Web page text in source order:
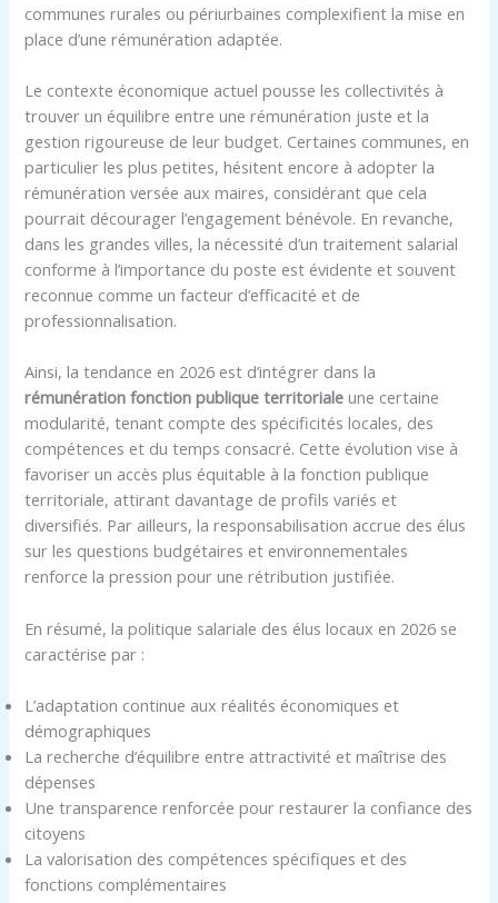
communes rurales ou périurbaines complexifient la mise en
place d’une rémunération adaptée.
Le contexte économique actuel pousse les collectivités à
trouver un équilibre entre une rémunération juste et la
gestion rigoureuse de leur budget. Certaines communes, en
particulier les plus petites, hésitent encore à adopter la
rémunération versée aux maires, considérant que cela
pourrait décourager l’engagement bénévole. En revanche,
dans les grandes villes, la nécessité d’un traitement salarial
conforme à l’importance du poste est évidente et souvent
reconnue comme un facteur d’efficacité et de
professionnalisation.
Ainsi, la tendance en 2026 est d’intégrer dans la
rémunération fonction publique territoriale une certaine
modularité, tenant compte des spécificités locales, des
compétences et du temps consacré. Cette évolution vise à
favoriser un accès plus équitable à la fonction publique
territoriale, attirant davantage de profils variés et
diversifiés. Par ailleurs, la responsabilisation accrue des élus
sur les questions budgétaires et environnementales
renforce la pression pour une rétribution justifiée.
En résumé, la politique salariale des élus locaux en 2026 se
caractérise par :
L’adaptation continue aux réalités économiques et
démographiques
La recherche d’équilibre entre attractivité et maîtrise des
dépenses
Une transparence renforcée pour restaurer la confiance des
citoyens
La valorisation des compétences spécifiques et des
fonctions complémentaires